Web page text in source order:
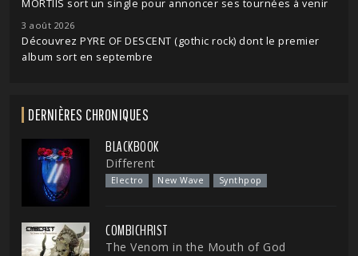
MORTIIS sort un single pour annoncer ses tournées à venir
3 août 2026
Découvrez PYRE OF DESCENT (gothic rock) dont le premier
album sort en septembre
DERNIÈRES CHRONIQUES
BLACKBOOK
Different
Electro New Wave Synthpop
COMBICHRIST
The Venom in the Mouth of God